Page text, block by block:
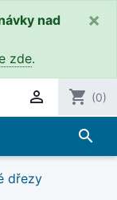
nad
zde.
×
 shopping_cart (0)
search
dřezy